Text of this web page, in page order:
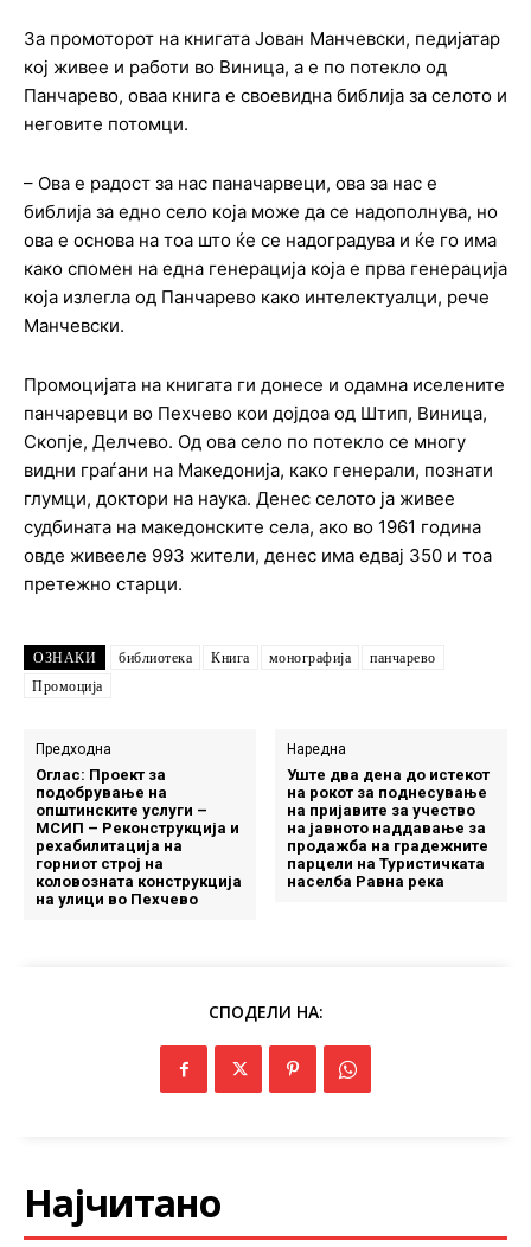
За промоторот на книгата Јован Манчевски, педијатар
кој живее и работи во Виница, а е по потекло од
Панчарево, оваа книга е своевидна библија за селото и
неговите потомци.
– Ова е радост за нас паначарвеци, ова за нас е
библија за едно село која може да се надополнува, но
ова е основа на тоа што ќе се надоградува и ќе го има
како спомен на една генерација која е прва генерација
која излегла од Панчарево како интелектуалци, рече
Манчевски.
Промоцијата на книгата ги донесе и одамна иселените
панчаревци во Пехчево кои дојдоа од Штип, Виница,
Скопје, Делчево. Од ова село по потекло се многу
видни граѓани на Македонија, како генерали, познати
глумци, доктори на наука. Денес селото ја живее
судбината на македонските села, ако во 1961 година
овде живееле 993 жители, денес има едвај 350 и тоа
претежно старци.
ОЗНАКИ библиотека Книга монографија
панчарево
Промоција
Предходна
Оглас: Проект за
подобрување на
општинските услуги –
МСИП – Реконструкција и
рехабилитација на
горниот строј на
коловозната конструкција
на улици во Пехчево
Наредна
Уште два дена до истекот
на рокот за поднесување
на пријавите за учество
на јавното наддавање за
продажба на градежните
парцели на Туристичката
населба Равна река
СПОДЕЛИ НА:
Најчитано